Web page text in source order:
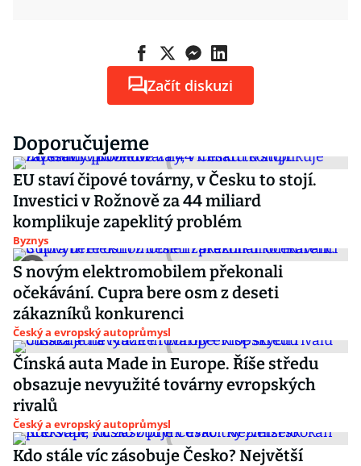
Začít diskuzi
Doporučujeme
EU staví čipové továrny, v Česku to stojí.
Investici v Rožnově za 44 miliard
komplikuje zapeklitý problém
Byznys
S novým elektromobilem překonali
očekávání. Cupra bere osm z deseti
zákazníků konkurenci
Český a evropský autoprůmysl
Čínská auta Made in Europe. Říše středu
obsazuje nevyužité továrny evropských
rivalů
Český a evropský autoprůmysl
Kdo stále víc zásobuje Česko? Největší